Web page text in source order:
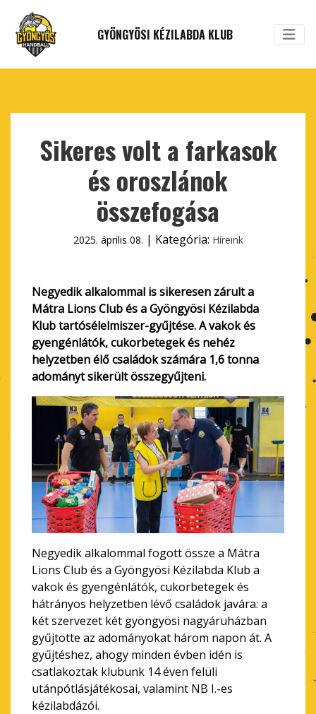
GYÖNGYÖSI KÉZILABDA KLUB
Sikeres volt a farkasok
és oroszlánok
összefogása
2025. április 08. | Kategória: Híreink
Negyedik alkalommal is sikeresen zárult a
Mátra Lions Club és a Gyöngyösi Kézilabda
Klub tartósélelmiszer-gyűjtése. A vakok és
gyengénlátók, cukorbetegek és nehéz
helyzetben élő családok számára 1,6 tonna
adományt sikerült összegyűjteni.
Negyedik alkalommal fogott össze a Mátra
Lions Club és a Gyöngyösi Kézilabda Klub a
vakok és gyengénlátók, cukorbetegek és
hátrányos helyzetben lévő családok javára: a
két szervezet két gyöngyösi nagyáruházban
gyűjtötte az adományokat három napon át. A
gyűjtéshez, ahogy minden évben idén is
csatlakoztak klubunk 14 éven felüli
utánpótlásjátékosai, valamint NB I.-es
kézilabdázói.